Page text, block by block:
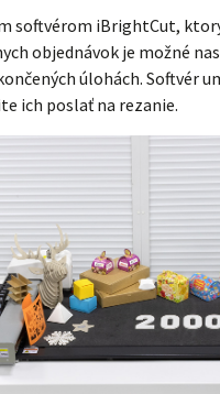
softvérom iBrightCut,
objednávok je možné
úlohách. Softvér
ich poslať na rezanie.